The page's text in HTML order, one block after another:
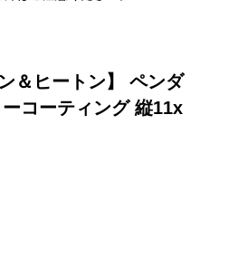
＆ヒートン】 ペンダ
コーティング 縦11x